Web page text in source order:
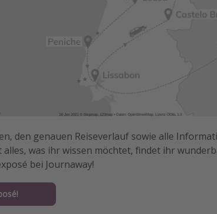
den genauen Reiseverlauf sowie alle
was ihr wissen möchtet, findet ihr
bei Journaway!